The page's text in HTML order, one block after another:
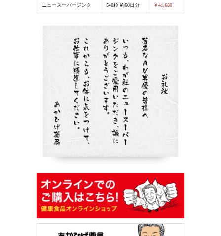
ニュースーパージンク 540粒 約60日分 ￥41,680